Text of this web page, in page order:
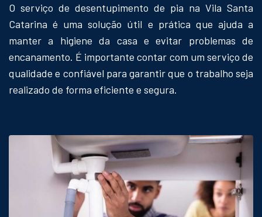
O serviço de desentupimento de pia na Vila Santa
Catarina é uma solução útil e prática que ajuda a
manter a higiene da casa e evitar problemas de
encanamento. É importante contar com um serviço de
qualidade e confiável para garantir que o trabalho seja
realizado de forma eficiente e segura.